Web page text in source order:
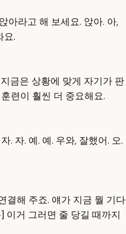
아라고 해 보세요. 앉아. 아,
요.
금은 상황에 맞게 자기가 판
련이 훨씬 더 중요해요.
. 자. 예. 예. 우와, 잘했어. 오.
결해 주죠. 얘가 지금 뭘 기다
이거 그러면 줄 당길 때까지